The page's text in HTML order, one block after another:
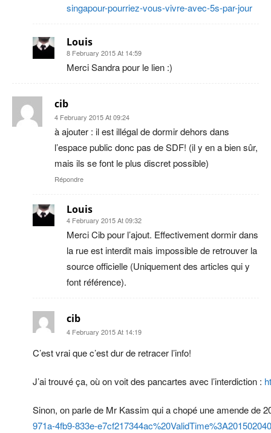
singapour-pourriez-vous-vivre-avec-5s-par-jour
Louis
8 February 2015 At 14:59
Merci Sandra pour le lien :)
cib
4 February 2015 At 09:24
à ajouter : il est illégal de dormir dehors dans
l’espace public donc pas de SDF! (il y en a bien sûr,
mais ils se font le plus discret possible)
Répondre
Louis
4 February 2015 At 09:32
Merci Cib pour l’ajout. Effectivement dormir dans
la rue est interdit mais impossible de retrouver la
source officielle (Uniquement des articles qui y
font référence).
cib
4 February 2015 At 14:19
C’est vrai que c’est dur de retracer l’info!
J’ai trouvé ça, où on voit des pancartes avec l’interdiction :
Sinon, on parle de Mr Kassim qui a chopé une amende de
971a-4fb9-833e-